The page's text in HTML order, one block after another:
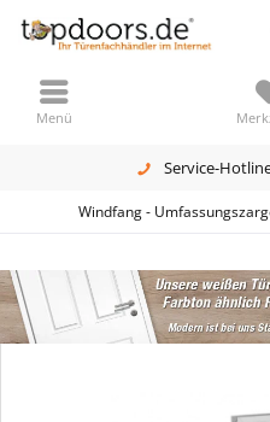
Service-
Menü
Windfang -